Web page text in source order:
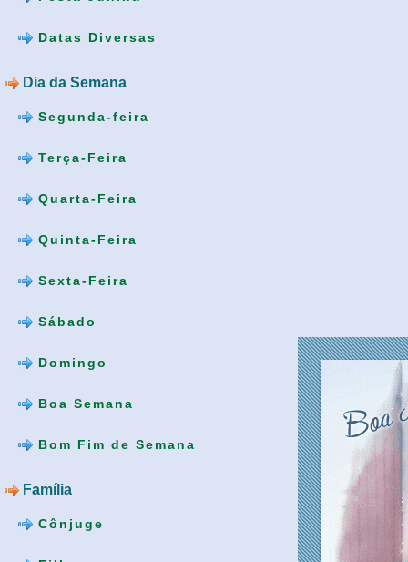
Datas Diversas
Dia da Semana
Segunda-feira
Terça-Feira
Quarta-Feira
Quinta-Feira
Sexta-Feira
Sábado
Domingo
Boa Semana
Bom Fim de Semana
Família
Cônjuge